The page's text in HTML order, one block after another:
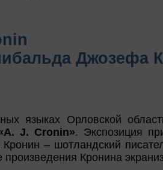
Джозефа
языках Орловской
J. Cronin». Экспозиция
– шотландский
Кронина